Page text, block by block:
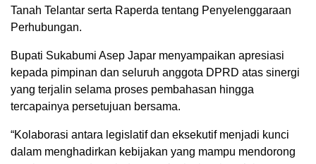
Tanah Telantar serta Raperda tentang Penyelenggaraan
Perhubungan.
Bupati Sukabumi Asep Japar menyampaikan apresiasi
kepada pimpinan dan seluruh anggota DPRD atas sinergi
yang terjalin selama proses pembahasan hingga
tercapainya persetujuan bersama.
“Kolaborasi antara legislatif dan eksekutif menjadi kunci
dalam menghadirkan kebijakan yang mampu mendorong